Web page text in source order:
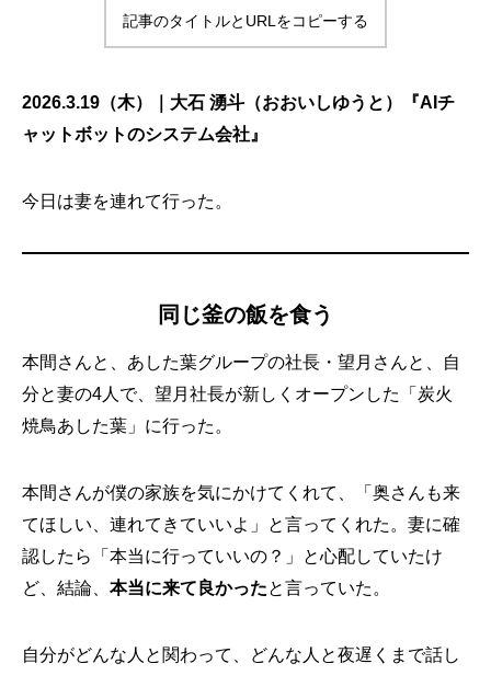
記事のタイトルとURLをコピーする
2026.3.19（木）｜大石 湧斗（おおいしゆうと）『AIチ
ャットボットのシステム会社』
今日は妻を連れて行った。
同じ釜の飯を食う
本間さんと、あした葉グループの社長・望月さんと、自
分と妻の4人で、望月社長が新しくオープンした「炭火
焼鳥あした葉」に行った。
本間さんが僕の家族を気にかけてくれて、「奥さんも来
てほしい、連れてきていいよ」と言ってくれた。妻に確
認したら「本当に行っていいの？」と心配していたけ
ど、結論、 本当に来て良かったと言っていた。
自分がどんな人と関わって、どんな人と夜遅くまで話し